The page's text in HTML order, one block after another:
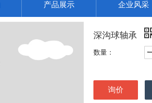
产品展示 企业风采
深沟球轴承
数量：
询价